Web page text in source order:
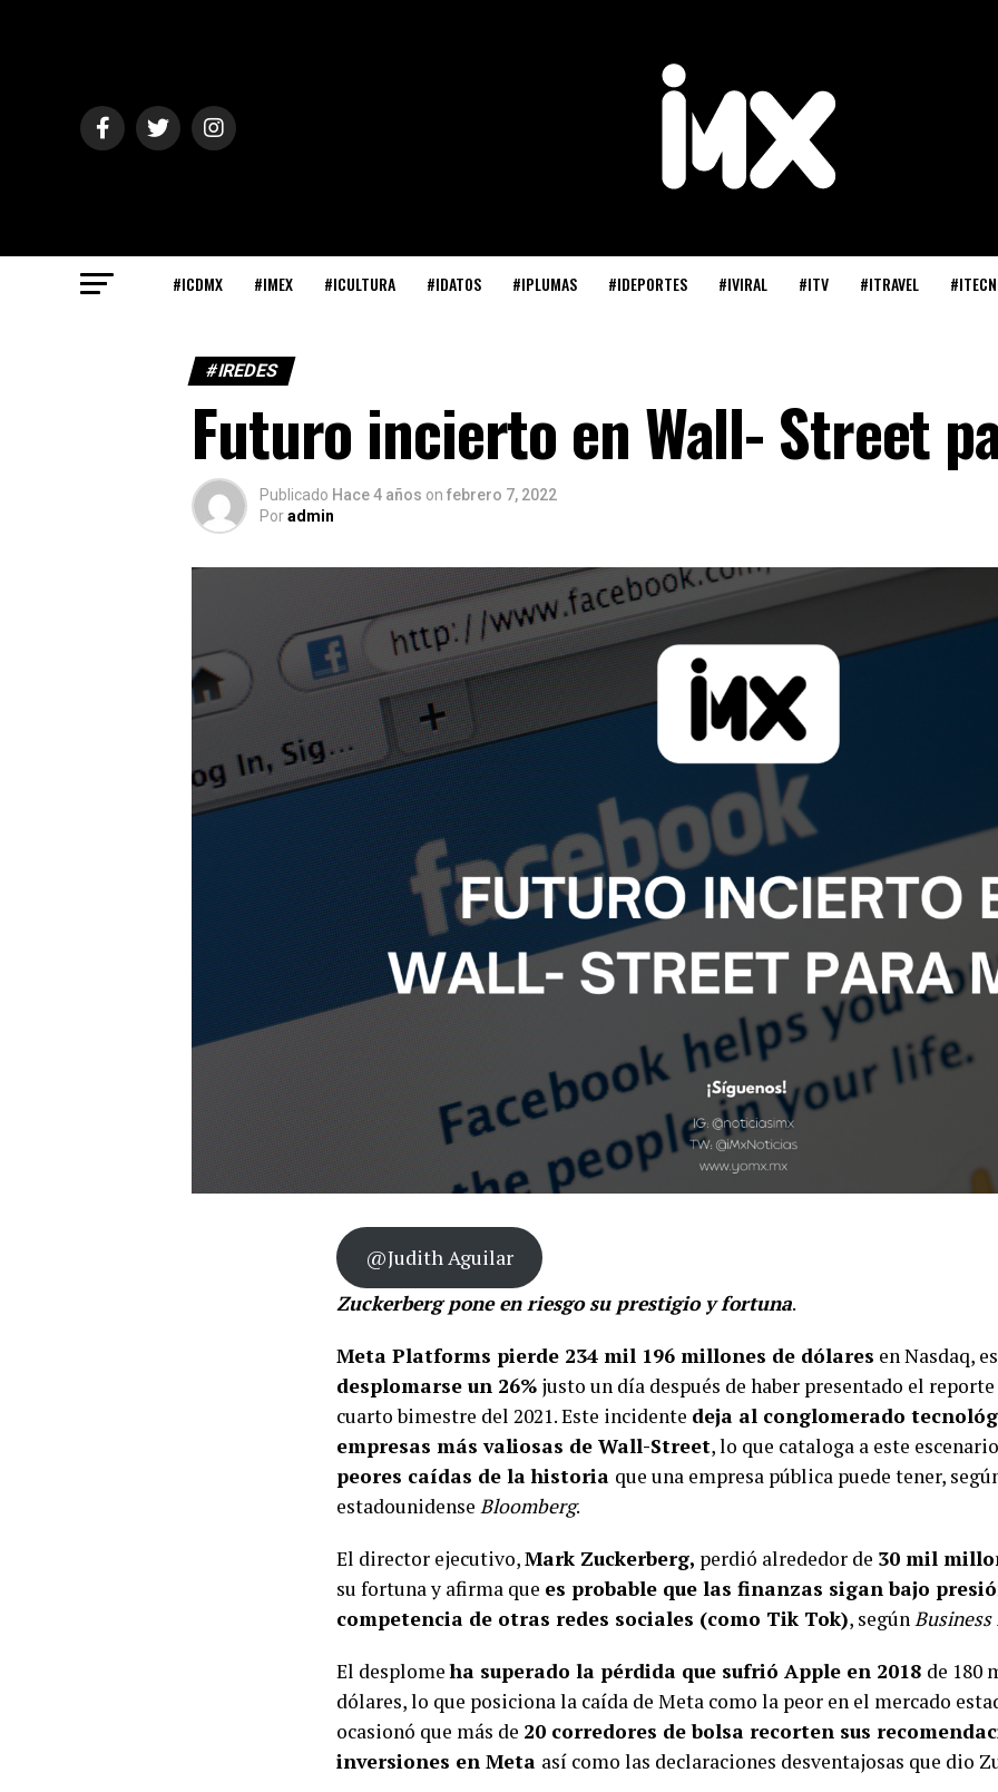
#ICDMX #IMEX #ICULTURA #IDATOS #IPLUMAS #IDEPORTES #IVIRAL #ITV #ITRAVEL
#IREDES
Futuro incierto en Wall- Street
Publicado Hace 4 años on febrero 7, 2022
Poradmin
@Judith Aguilar
Zuckerberg pone en riesgo su prestigio y fortuna.
Meta Platforms pierde 234 mil 196 millones de dólares en Nasdaq,
desplomarse un 26% justo un día después de haber presentado el
cuarto bimestre del 2021. Este incidente deja al conglomerado
empresas más valiosas de Wall-Street, lo que cataloga a este
peores caídas de la historia que una empresa pública puede tener,
estadounidense Bloomberg.
El director ejecutivo,Mark Zuckerberg, perdió alrededor de 30 mil
su fortuna y afirma que es probable que las finanzas sigan bajo
competencia de otras redes sociales (como Tik Tok), segúnBusiness
El desplomeha superado la pérdida que sufrió Apple en 2018 de 180
dólares, lo que posiciona la caída de Meta como la peor en el mercado
ocasionó que más de 20 corredores de bolsa recorten sus
inversiones en Meta así como las declaraciones desventajosas que dio